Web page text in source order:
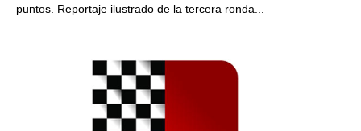
puntos. Reportaje ilustrado de la tercera ronda...